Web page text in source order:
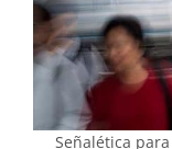
Señalética